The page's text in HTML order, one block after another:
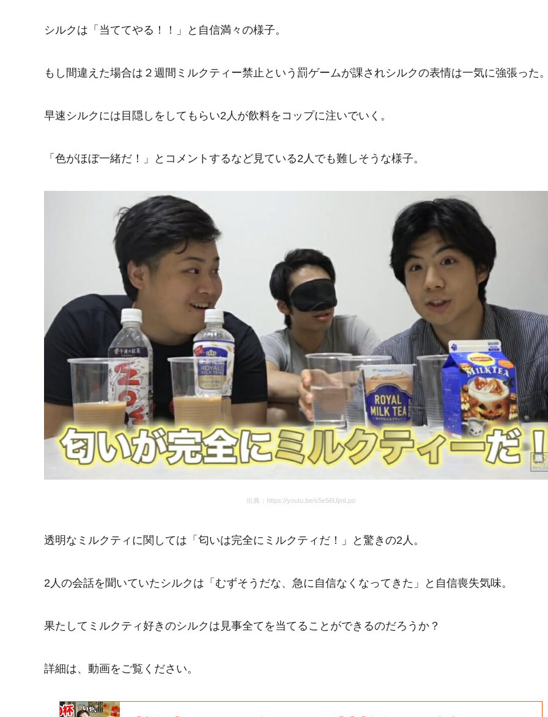
シルクは「当ててやる！！」と自信満々の様子。
もし間違えた場合は２週間ミルクティー禁止という罰ゲームが課されシルクの表情は一気に強張った
早速シルクには目隠しをしてもらい2人が飲料をコップに注いでいく。
「色がほぼ一緒だ！」とコメントするなど見ている2人でも難しそうな様子。
出典：https://youtu.be/s5e56UjmLpo
透明なミルクティに関しては「匂いは完全にミルクティだ！」と驚きの2人。
2人の会話を聞いていたシルクは「むずそうだな、急に自信なくなってきた」と自信喪失気味。
果たしてミルクティ好きのシルクは見事全てを当てることができるのだろうか？
詳細は、動画をご覧ください。